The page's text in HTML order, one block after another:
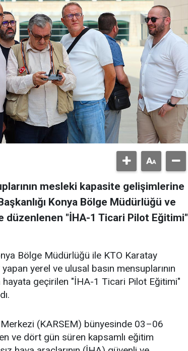
mesleki kapasite gelişimlerine
Konya Bölge Müdürlüğü ve
düzenlenen "İHA-1 Ticari Pilot Eğitimi"
Bölge Müdürlüğü ile KTO Karatay
yerel ve ulusal basın mensuplarının
hayata geçirilen "İHA-1 Ticari Pilot Eğitimi"
(KARSEM) bünyesinde 03–06
ve dört gün süren kapsamlı eğitim